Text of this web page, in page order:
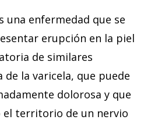
una enfermedad que se
erupción en la piel
de similares
de la varicela, que puede
dolorosa y que
el territorio de un nervio